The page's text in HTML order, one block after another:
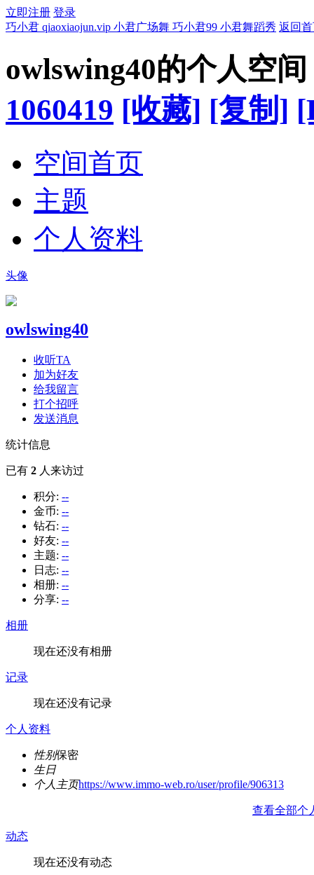
立即注册 登录
巧小君 qiaoxiaojun.vip 小君广场舞 巧小君99 小君舞蹈秀 返回
owlswing40的个人空间
1060419 [收藏] [复制]
空间首页
主题
个人资料
头像
owlswing40
收听TA
加为好友
给我留言
打个招呼
发送消息
统计信息
已有 2 人来访过
积分: --
金币: --
钻石: --
好友: --
主题: --
日志: --
相册: --
分享: --
相册
现在还没有相册
记录
现在还没有记录
个人资料
性别保密
生日
个人主页https://www.immo-web.ro/user/profile/906313
查看全部个
动态
现在还没有动态